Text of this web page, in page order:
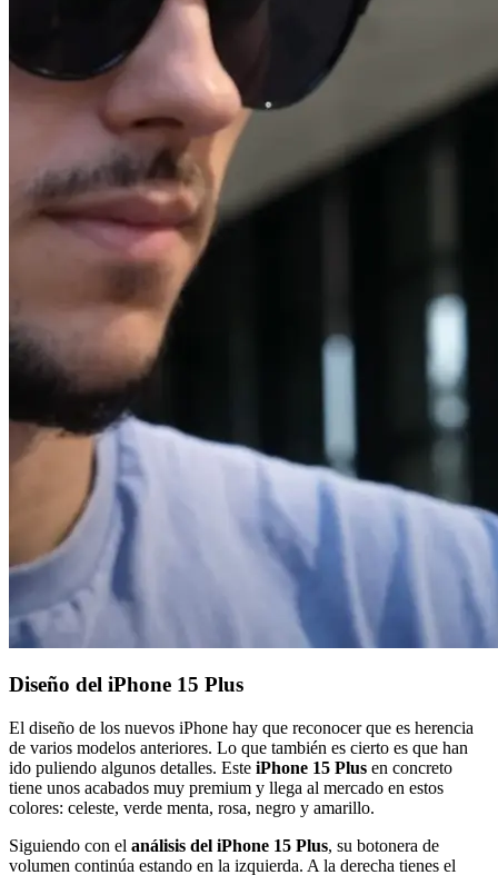
Diseño del iPhone 15 Plus
El diseño de los nuevos iPhone hay que reconocer que es herencia
de varios modelos anteriores. Lo que también es cierto es que han
ido puliendo algunos detalles. Este iPhone 15 Plus en concreto
tiene unos acabados muy premium y llega al mercado en estos
colores: celeste, verde menta, rosa, negro y amarillo.
Siguiendo con el análisis del iPhone 15 Plus, su botonera de
volumen continúa estando en la izquierda. A la derecha tienes el